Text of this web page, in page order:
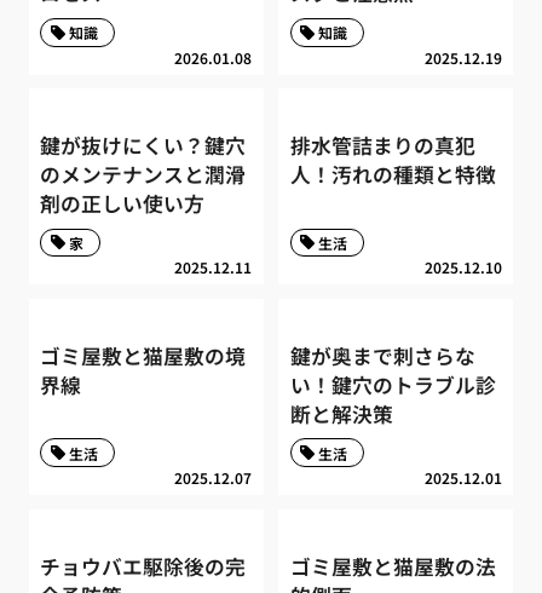
2026.01.08
知識
2025.12.19
知識
鍵が抜けにくい？鍵穴
のメンテナンスと潤滑
剤の正しい使い方
2025.12.11
家
排水管詰まりの真犯
人！汚れの種類と特徴
2025.12.10
生活
ゴミ屋敷と猫屋敷の境
界線
2025.12.07
生活
鍵が奥まで刺さらな
い！鍵穴のトラブル診
断と解決策
2025.12.01
生活
チョウバエ駆除後の完
ゴミ屋敷と猫屋敷の法